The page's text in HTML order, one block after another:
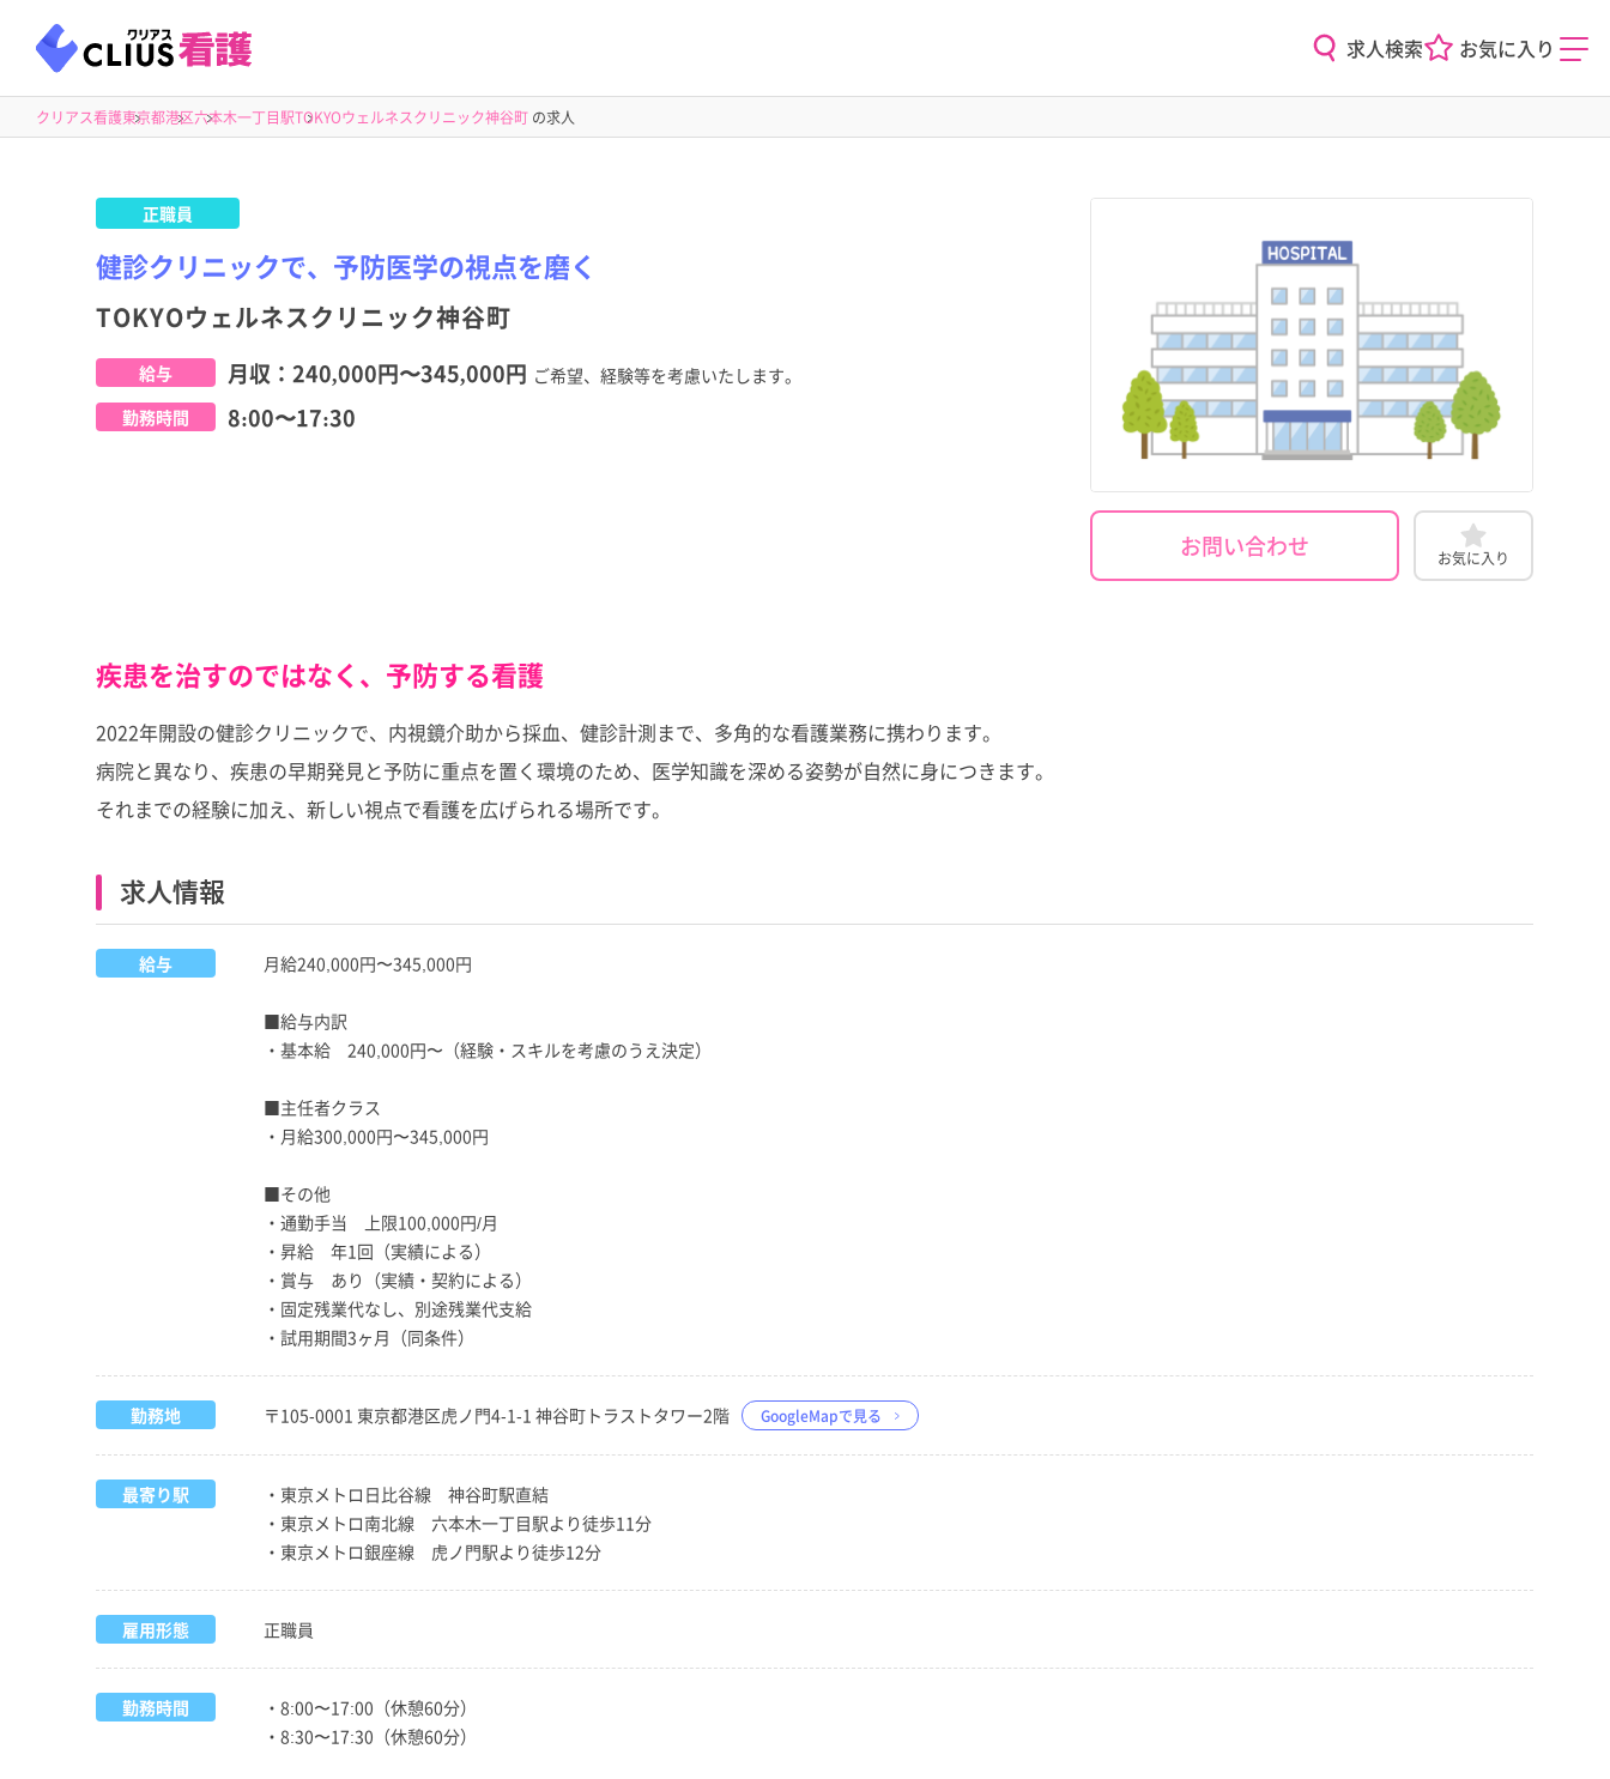
求人検索 お気に入り
クリアス看護東京都港区六本木一丁目駅TOKYOウェルネスクリニック神谷町 の求人
正職員
健診クリニックで、予防医学の視点を磨く
TOKYOウェルネスクリニック神谷町
お問い合わせ お気に入り
給与 月収： 240,000円〜345,000円 ご希望、経験等を考慮いたします。
勤務時間
8:00〜17:30
疾患を治すのではなく、予防する看護
2022年開設の健診クリニックで、内視鏡介助から採血、健診計測まで、多角的な看護業務に携わります。
病院と異なり、疾患の早期発見と予防に重点を置く環境のため、医学知識を深める姿勢が自然に身につきます。
それまでの経験に加え、新しい視点で看護を広げられる場所です。
求人情報
給与 月給240,000円〜345,000円
■給与内訳
・基本給 240,000円〜（経験・スキルを考慮のうえ決定）
■主任者クラス
・月給300,000円〜345,000円
■その他
・通勤手当 上限100,000円/月
・昇給 年1回（実績による）
・賞与 あり（実績・契約による）
・固定残業代なし、別途残業代支給
・試用期間3ヶ月（同条件）
勤務地 〒105-0001 東京都港区虎ノ門4-1-1 神谷町トラストタワー2階 GoogleMapで見る
最寄り駅
・東京メトロ日比谷線 神谷町駅直結
・東京メトロ南北線 六本木一丁目駅より徒歩11分
・東京メトロ銀座線 虎ノ門駅より徒歩12分
雇用形態 正職員
勤務時間
・8:00〜17:00（休憩60分）
・8:30〜17:30（休憩60分）